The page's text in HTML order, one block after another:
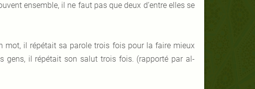
ensemble, il ne faut pas que deux d’entre elles se
mot, il répétait sa parole trois fois pour la faire mieux
gens, il répétait son salut trois fois. (rapporté par al-